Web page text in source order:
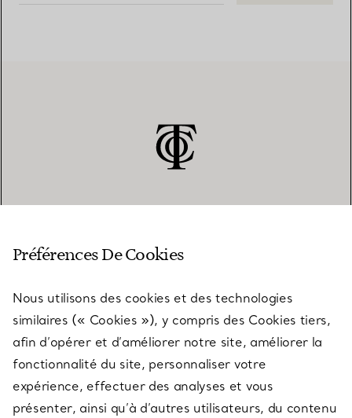
SERVICES
À PROPOS
Préférences De Cookies
Nous utilisons des cookies et des technologies
similaires (« Cookies »), y compris des Cookies tiers,
afin d’opérer et d’améliorer notre site, améliorer la
fonctionnalité du site, personnaliser votre
expérience, effectuer des analyses et vous
présenter, ainsi qu’à d’autres utilisateurs, du contenu